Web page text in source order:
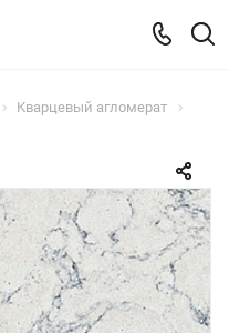
Кварцевый агломерат